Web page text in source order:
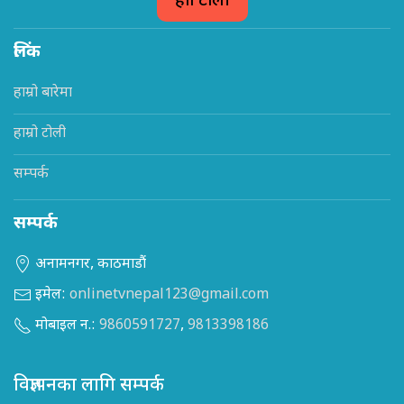
लिंक
हाम्रो बारेमा
हाम्रो टोली
सम्पर्क
सम्पर्क
अनामनगर, काठमाडौं
इमेल: onlinetvnepal123@gmail.com
मोबाइल न.: 9860591727, 9813398186
विज्ञापनका लागि सम्पर्क